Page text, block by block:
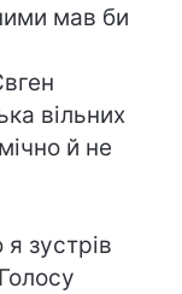
мав би
вільних
й не
зустрів